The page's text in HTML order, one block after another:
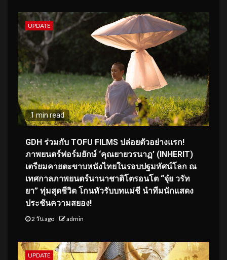
UPDATE
1 min read
GDH ร่วมกับ TOFU FILMS ปล่อยตัวอย่างแรก!
ภาพยนตร์ฟอร์มยักษ์ ‘คุณยายวรนาฏ’ (INHERIT)
เตรียมคายตะขาบหนังไทยในรอบปฐมทัศน์โลก ณ
เทศกาลภาพยนตร์นานาชาติโตรอนโต “จุ๋ย วรัท
ยา” ทุ่มสุดชีวิต โกนหัวรับบทแม่ชี นำทีมนักแสดง
ประชันความสยอง!
2 วัน ago admin
UPDATE